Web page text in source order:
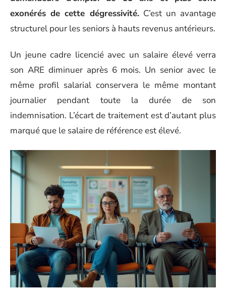
exonérés de cette dégressivité.C’est un avantage
structurel pour les seniors à hauts revenus antérieurs.
Un jeune cadre licencié avec un salaire élevé verra
son ARE diminuer après 6 mois. Un senior avec le
même profil salarial conservera le même montant
journalier pendant toute la durée de son
indemnisation. L’écart de traitement est d’autant plus
marqué que le salaire de référence est élevé.